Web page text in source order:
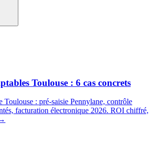
Toulouse : 6 cas concrets
Toulouse : pré-saisie Pennylane, contrôle
facturation électronique 2026. ROI chiffré,